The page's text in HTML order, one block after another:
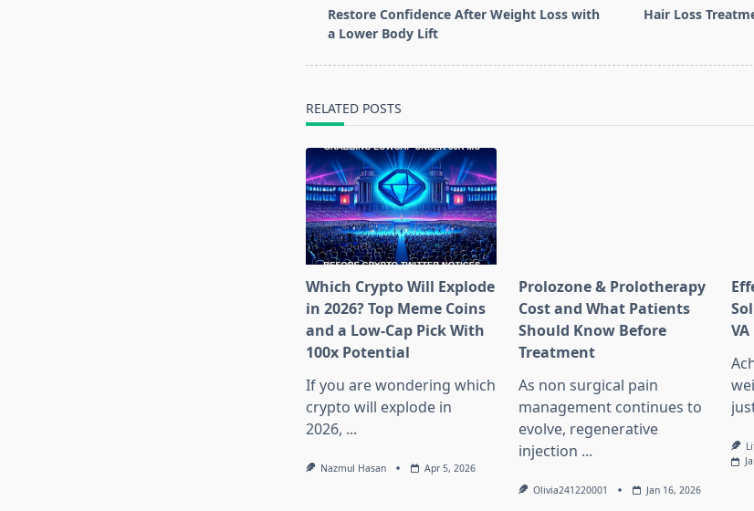
class="nav-
subtitle
Restore Confidence After Weight Loss with
a Lower Body Lift
Hair Loss
RELATED POSTS
Which Crypto Will Explode
in 2026? Top Meme Coins
and a Low-Cap Pick With
100x Potential
If you are wondering which
crypto will explode in
2026, ...
Nazmul Hasan Apr 5, 2026
Prolozone & Prolotherapy
Cost and What Patients
Should Know Before
Treatment
As non surgical pain
management continues to
evolve, regenerative
injection ...
Olivia241220001 Jan 16, 2026
VA